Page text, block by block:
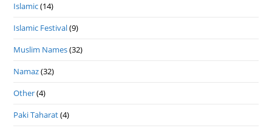
Islamic(14)
Islamic Festival(9)
Muslim Names(32)
Namaz(32)
Other(4)
Paki Taharat(4)